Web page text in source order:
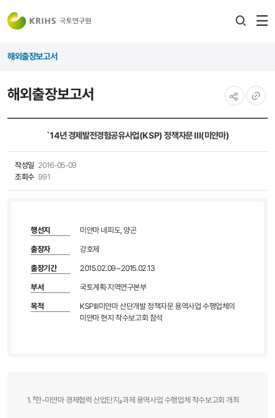
해외출장보고서
해외출장보고서
`14년 경제발전경험공유사업(KSP) 정책자문 III(미얀마)
작성일 2016-05-09
조회수 991
행선지 미얀마 네피도, 양곤
출장자 강호제
출장기간 2015.02.09~2015.02.13
부서 국토계획·지역연구본부
목적
KSPIII미얀마 산단개발 정책자문 용역사업 수행업체의
미얀마 현지 착수보고회 참석
1. 『한-미얀마 경제협력 산업단지』과제 용역사업 수행업체 착수보고회 개최